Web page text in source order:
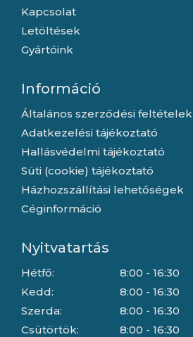
Kapcsolat
Letöltések
Gyártóink
Információ
Általános szerződési feltételek
Adatkezelési tájékoztató
Hallásvédelmi tájékoztató
Süti (cookie) tájékoztató
Házhozszállítási lehetőségek
Céginformáció
Nyitvatartás
Hétfő:
Kedd:
Szerda:
Csütörtök:
8:00 - 16:30
8:00 - 16:30
8:00 - 16:30
8:00 - 16:30